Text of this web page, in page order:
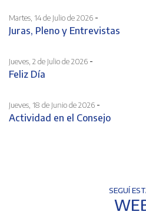
Martes, 14 de Julio de 2026 -
Juras, Pleno y Entrevistas
Jueves, 2 de Julio de 2026 -
Feliz Día
Jueves, 18 de Junio de 2026 -
Actividad en el Consejo
SEGUÍ